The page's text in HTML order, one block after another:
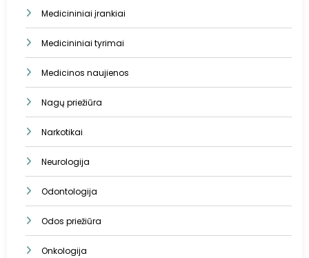
Medicininiai įrankiai
Medicininiai tyrimai
Medicinos naujienos
Nagų priežiūra
Narkotikai
Neurologija
Odontologija
Odos priežiūra
Onkologija